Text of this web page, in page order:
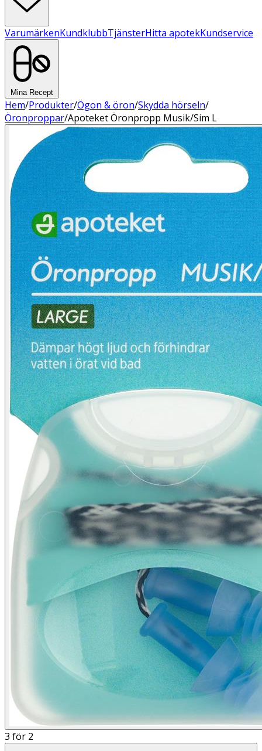
VarumärkenKundklubbTjänsterHitta apotekKundservice
Mina Recept
Hem/Produkter/Ögon & öron/Skydda hörseln/
Öronproppar/Apoteket Öronpropp Musik/Sim L
3 för 2